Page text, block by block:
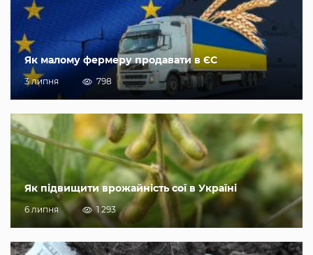
Як малому фермеру продавати в ЄС
3 липня 798
Як підвищити врожайність сої в Україні
6 липня 1 293